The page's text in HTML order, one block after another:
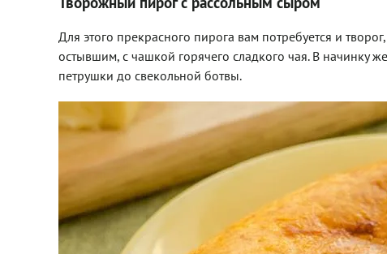
Для этого прекрасного пирога вам потребуется и
остывшим, с чашкой горячего сладкого чая. В начинку
петрушки до свекольной ботвы.